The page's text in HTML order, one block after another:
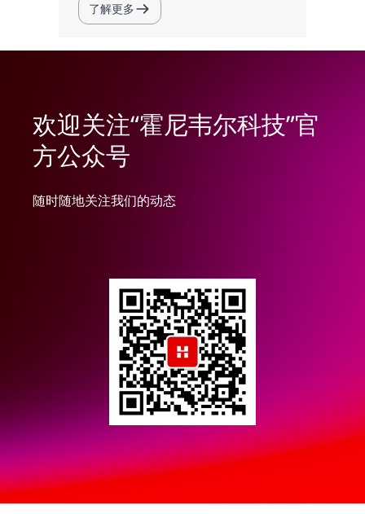
了解更多
欢迎关注“霍尼韦尔科技”官
方公众号
随时随地关注我们的动态